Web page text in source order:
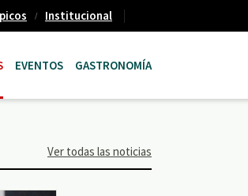
Institucional
EVENTOS GASTRONOMÍA
Ver todas las noticias